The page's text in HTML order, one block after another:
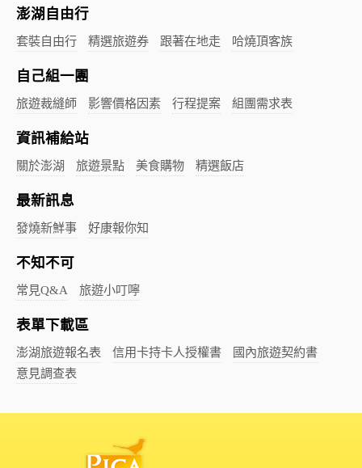
澎湖自由行
套裝自由行 精選旅遊券 跟著在地走 哈燒頂客族
自己組一團
旅遊裁縫師 影響價格因素 行程提案 組團需求表
資訊補給站
關於澎湖 旅遊景點 美食購物 精選飯店
最新訊息
發燒新鮮事 好康報你知
不知不可
常見Q&A 旅遊小叮嚀
表單下載區
澎湖旅遊報名表 信用卡持卡人授權書
國內旅遊契約書
意見調查表